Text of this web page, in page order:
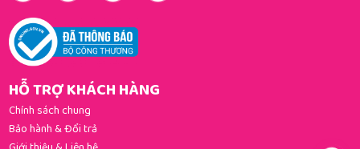
HỖ TRỢ KHÁCH HÀNG
Chính sách chung
Bảo hành & Đổi trả